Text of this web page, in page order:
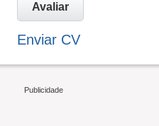
Avaliar
Enviar CV